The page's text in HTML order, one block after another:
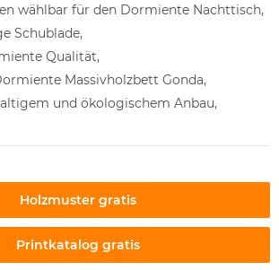
wählbar für den Dormiente Nachttisch,
Schublade,
Qualität,
Massivholzbett Gonda,
und ökologischem Anbau,
Holzmuster gratis
Printkatalog gratis